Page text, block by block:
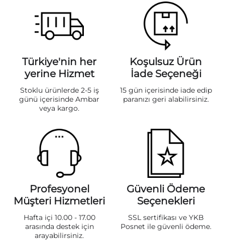
Türkiye'nin her
yerine Hizmet
Stoklu ürünlerde 2-5 iş
günü içerisinde Ambar
veya kargo.
Koşulsuz Ürün
İade Seçeneği
15 gün içerisinde iade edip
paranızı geri alabilirsiniz.
Profesyonel
Müşteri Hizmetleri
Hafta içi 10.00 - 17.00
arasında destek için
arayabilirsiniz.
Güvenli Ödeme
Seçenekleri
SSL sertifikası ve YKB
Posnet ile güvenli ödeme.